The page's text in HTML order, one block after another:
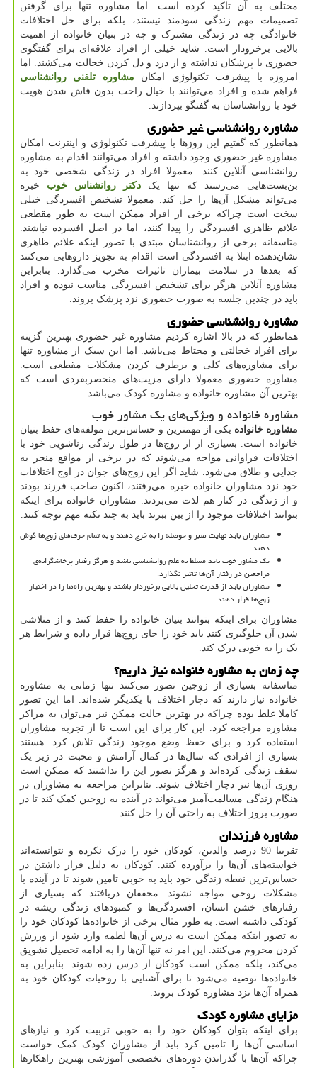
مختلف به آن تاکید کرده است. اما مشاوره تنها برای گرفتن
تصمیمات مهم زندگی سودمند نیستند، بلکه برای حل اختلافات
خانوادگی چه در زندگی مشترک و چه در بنیان خانواده از اهمیت
بالایی برخرودار است. شاید خیلی از افراد علاقه‌ای برای گفتگوی
حضوری با پزشکان نداشته و از درد و دل کردن خجالت می‌کشند. اما
امروزه با پیشرفت تکنولوژی امکان مشاوره تلفنی روانشناسی
فراهم شده و افراد می‌توانند با خیال راحت بدون فاش شدن هویت
خود با روانشناسان به گفتگو بپردازند.
مشاوره روانشناسی غیر حضوری
همانطور که گفتیم این روزها با پیشرفت تکنولوژی و اینترنت امکان
مشاوره غیر حضوری وجود داشته و افراد می‌توانند اقدام به مشاوره
روانشناسی آنلاین کنند. معمولا افراد در زندگی شخصی خود به
بن‌بست‌هایی می‌رسند که تنها یک دکتر روانشناس خوب خبره
می‌تواند مشکل آن‌ها را حل کند. معمولا تشخیص افسردگی خیلی
سخت است چراکه برخی از افراد ممکن است به طور مقطعی
علائم ظاهری افسردگی را پیدا کنند، اما در اصل افسرده نباشند.
متاسفانه برخی از روانشناسان مبتدی با تصور اینکه علائم ظاهری
نشان‌دهنده ابتلا به افسردگی است اقدام به تجویز داروهایی می‌کنند
که بعدها در سلامت بیماران تاثیرات مخرب می‌گذارد. بنابراین
مشاوره آنلاین هرگز برای تشخیص افسردگی مناسب نبوده و افراد
باید در چندین جلسه به صورت حضوری نزد پزشک بروند.
مشاوره روانشناسی حضوری
همانطور که در بالا اشاره کردیم مشاوره غیر حضوری بهترین گزینه
برای افراد خجالتی و محتاط می‌باشد. اما این سبک از مشاوره تنها
برای مشاوره‌های کلی و برطرف کردن مشکلات مقطعی است.
مشاوره حضوری معمولا دارای مزیت‌های منحصربفردی است که
بهترین آن مشاوره خانواده و مشاوره کودک می‌باشد.
مشاوره خانواده و ویژگی‌های یک مشاور خوب
مشاوره خانواده یکی از مهمترین و حساس‌ترین مولفه‌های حفظ بنیان
خانواده است. بسیاری از از زوج‌ها در طول زندگی زناشویی خود با
اختلافات فراوانی مواجه می‌شوند که در برخی از مواقع منجر به
جدایی و طلاق می‌شود. شاید اگر این زوج‌های جوان در اوج اختلافات
خود نزد مشاوران خانواده خبره می‌رفتند، اکنون صاحب فرزند بودند
و از زندگی در کنار هم لذت می‌بردند. مشاوران خانواده برای اینکه
بتوانند اختلافات موجود را از بین ببرند باید به چند نکته مهم توجه کنند.
مشاوران باید نهایت صبر و حوصله را به خرج دهند و به تمام حرف‌های زوج‌ها گوش
دهند.
یک مشاور خوب باید مسلط به علم روانشناسی باشد و هرگز رفتار پرخاشگرانه‌ی
مراجعین در رفتار آن‌ها تاثیر نگذارد.
مشاوران باید از قدرت تحلیل بالایی برخوردار باشند و بهترین راه‌ها را در اختیار
زوج‌ها قرار دهند
مشاوران برای اینکه بتوانند بنیان خانواده را حفظ کنند و از متلاشی
شدن آن جلوگیری کنند باید خود را جای زوج‌ها قرار داده و شرایط هر
یک را به خوبی درک کند.
چه زمان به مشاوره خانواده نیاز داریم؟
متاسفانه بسیاری از زوجین تصور می‌کنند تنها زمانی به مشاوره
خانواده نیاز دارند که دچار اختلاف با یکدیگر شده‌اند. اما این تصور
کاملا غلط بوده چراکه در بهترین حالت ممکن نیز می‌توان به مراکز
مشاوره مراجعه کرد. این کار برای این است تا از تجربه مشاوران
استفاده کرد و برای حفظ وضع موجود زندگی تلاش کرد. هستند
بسیاری از افرادی که سال‌ها در کمال آرامش و محبت در زیر یک
سقف زندگی کرده‌اند و هرگز تصور این را نداشتند که ممکن است
روزی آن‌ها نیز دچار اختلاف شوند. بنابراین مراجعه به مشاوران در
هنگام زندگی مسالمت‌آمیز می‌تواند در آینده به زوجین کمک کند تا در
صورت بروز اختلاف به راحتی آن را حل کنند.
مشاوره فرزندان
تقریبا 90 درصد والدین، کودکان خود را درک نکرده و نتوانسته‌اند
خواسته‌های آن‌ها را برآورده کنند. کودکان به دلیل قرار داشتن در
حساس‌ترین نقطه زندگی خود باید به خوبی تامین شوند تا در آینده با
مشکلات روحی مواجه نشوند. محققان دریافتند که بسیاری از
رفتارهای خشن انسان، افسردگی‌ها و کمبودهای زندگی ریشه در
کودکی داشته است. به طور مثال برخی از خانواده‌ها کودکان خود را
به تصور اینکه ممکن است به درس آن‌ها لطمه وارد شود از ورزش
کردن محروم می‌کنند. این امر نه تنها آن‌ها را به ادامه تحصیل تشویق
می‌کند، بلکه ممکن است کودکان از درس زده شوند. بنابراین به
خانواده‌ها توصیه می‌شود تا برای آشنایی با روحیات کودکان خود به
همراه آن‌ها نزد مشاوره کودک بروند.
مزایای مشاوره کودک
برای اینکه بتوان کودکان خود را به خوبی تربیت کرد و نیازهای
اساسی آن‌ها را تامین کرد باید از مشاوران کودک کمک خواست
چراکه آن‌ها با گذراندن دوره‌های تخصصی آموزشی بهترین راهکارها